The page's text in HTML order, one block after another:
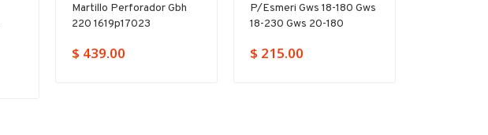
Martillo Perforador Gbh
220 1619p17023
$ 439.00
P/esmeri Gws 18-180 Gws
18-230 Gws 20-180
$ 215.00